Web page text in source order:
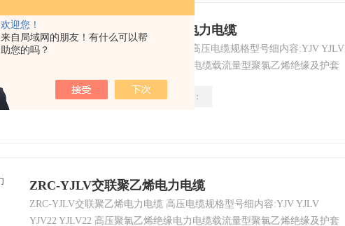
欢迎您！
来自局域网的朋友！有什么可以帮
助您的吗？
铝芯电缆YJLV-6x4mm2铝芯电力电缆
铝芯电缆YJLV-6x4mm2铝芯电力电缆 高压电缆规格型号细内容:YJV YJLV
YJV22 YJLV22 高压聚氯乙烯绝缘电力电缆载流量型聚氯乙烯绝缘及护套
更新时间： 2025-05-19 型号：
ZRC-YJLV交联聚乙烯电力电缆
ZRC-YJLV交联聚乙烯电力电缆 高压电缆规格型号细内容:YJV YJLV
YJV22 YJLV22 高压聚氯乙烯绝缘电力电缆载流量型聚氯乙烯绝缘及护套